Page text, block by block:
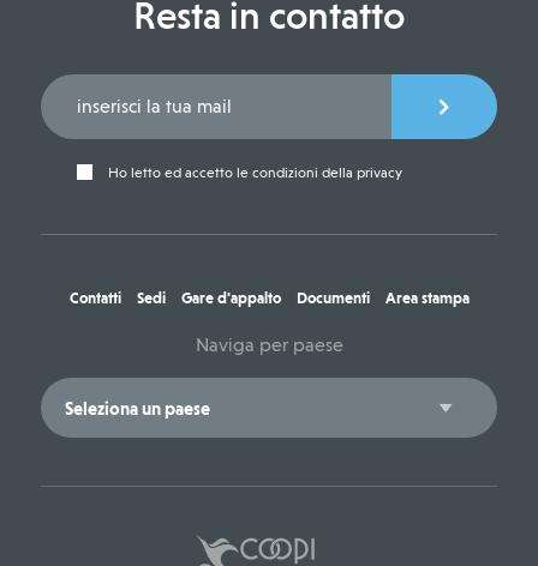
Resta in contatto
Ho letto ed accetto le condizioni della privacy
Contatti Sedi Gare d'appalto Documenti Area stampa
Naviga per paese